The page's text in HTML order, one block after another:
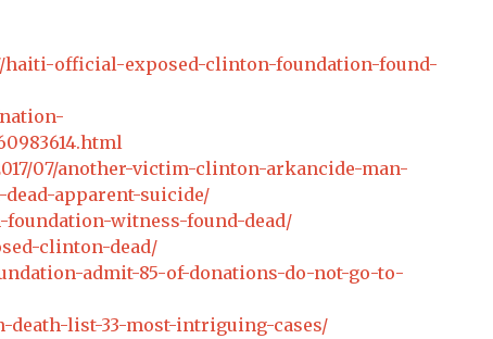
haiti-official-exposed-clinton-foundation-found-
07/another-victim-clinton-arkancide-man-
apparent-suicide/
foundation-witness-found-dead/
clinton-dead/
admit-85-of-donations-do-not-go-to-
death-list-33-most-intriguing-cases/